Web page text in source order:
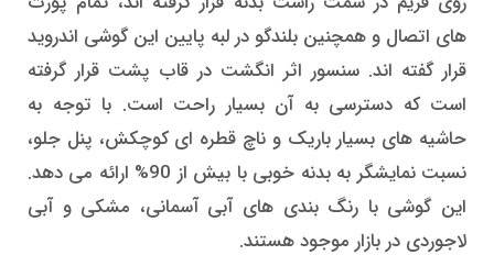
های اتصال و همچنین بلندگو در لبه پایین این گوشی اندروید
قرار گفته اند. سنسور اثر انگشت در قاب پشت قرار گرفته
است که دسترسی به آن بسیار راحت است. با توجه به
حاشیه های بسیار باریک و ناچ قطره ای کوچکش، پنل جلو،
نسبت نمایشگر به بدنه خوبی با بیش از 90% ارائه می دهد.
این گوشی با رنگ بندی های آبی آسمانی، مشکی و آبی
لاجوردی در بازار موجود هستند.